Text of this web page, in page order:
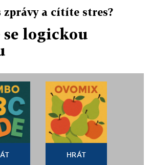
zprávy a cítíte stres?
se logickou
HRÁT